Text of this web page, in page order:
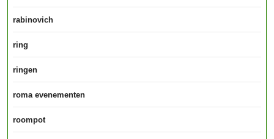
rabinovich
ring
ringen
roma evenementen
roompot